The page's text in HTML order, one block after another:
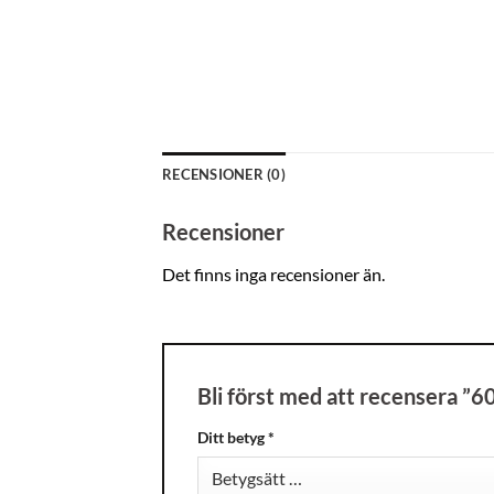
RECENSIONER (0)
Recensioner
Det finns inga recensioner än.
Bli först med att recensera
Ditt betyg*